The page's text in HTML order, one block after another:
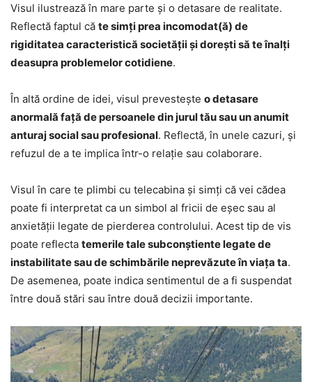
Visul ilustrează în mare parte și o detasare de realitate.
Reflectă faptul că te simți prea incomodat(ă) de
rigiditatea caracteristică societății și dorești să te înalți
deasupra problemelor cotidiene.
În altă ordine de idei, visul prevestește o detasare
anormală față de persoanele din jurul tău sau un anumit
anturaj social sau profesional. Reflectă, în unele cazuri, și
refuzul de a te implica într-o relație sau colaborare.
Visul în care te plimbi cu telecabina și simți că vei cădea
poate fi interpretat ca un simbol al fricii de eșec sau al
anxietății legate de pierderea controlului. Acest tip de vis
poate reflecta temerile tale subconștiente legate de
instabilitate sau de schimbările neprevăzute în viața ta.
De asemenea, poate indica sentimentul de a fi suspendat
între două stări sau între două decizii importante.